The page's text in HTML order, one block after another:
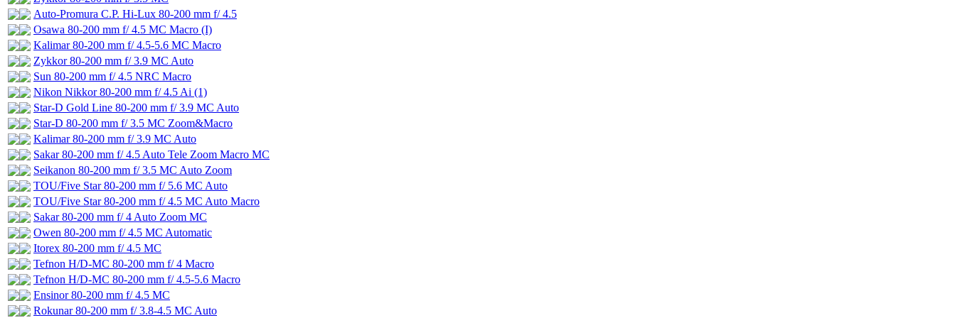
Auto-Promura C.P. Hi-Lux 80-200 mm f/ 4.5
Osawa 80-200 mm f/ 4.5 MC Macro (I)
Kalimar 80-200 mm f/ 4.5-5.6 MC Macro
Zykkor 80-200 mm f/ 3.9 MC Auto
Sun 80-200 mm f/ 4.5 NRC Macro
Nikon Nikkor 80-200 mm f/ 4.5 Ai (1)
Star-D Gold Line 80-200 mm f/ 3.9 MC Auto
Star-D 80-200 mm f/ 3.5 MC Zoom&Macro
Kalimar 80-200 mm f/ 3.9 MC Auto
Sakar 80-200 mm f/ 4.5 Auto Tele Zoom Macro MC
Seikanon 80-200 mm f/ 3.5 MC Auto Zoom
TOU/Five Star 80-200 mm f/ 5.6 MC Auto
TOU/Five Star 80-200 mm f/ 4.5 MC Auto Macro
Sakar 80-200 mm f/ 4 Auto Zoom MC
Owen 80-200 mm f/ 4.5 MC Automatic
Itorex 80-200 mm f/ 4.5 MC
Tefnon H/D-MC 80-200 mm f/ 4 Macro
Tefnon H/D-MC 80-200 mm f/ 4.5-5.6 Macro
Ensinor 80-200 mm f/ 4.5 MC
Rokunar 80-200 mm f/ 3.8-4.5 MC Auto